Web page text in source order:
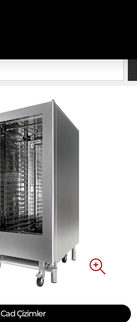
Cad Çizimler